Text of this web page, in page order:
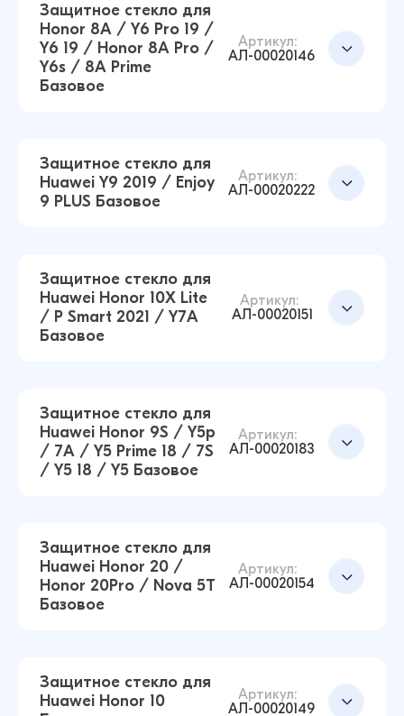
Защитное стекло для Huawei Honor 9A /
Honor Play 9A Базовое (Черный)
Добавить в корзину
Защитное стекло для Huawei P30 Lite / Honor
20S / Honor 20 Lite Базовое (Черный)
Добавить в корзину
Защитное стекло для
Honor 8A / Y6 Pro 19 /
Y6 19 / Honor 8A Pro /
Y6s / 8A Prime
Базовое
Артикул:
АЛ-00020146
Защитное стекло для Honor 8A / Y6 Pro 19 /
14 ₽16 ₽
Защитное стекло для
Huawei Y9 2019 / Enjoy
9 PLUS Базовое
Артикул:
АЛ-00020222
Защитное стекло для Huawei Y9 2019 / Enjoy 9
PLUS Базовое (Черный)
Добавить в корзину
Защитное стекло для
Huawei Honor 10X Lite
/ P Smart 2021 / Y7A
Базовое
Артикул:
АЛ-00020151
Защитное стекло для Huawei Honor 10X Lite /
P Smart 2021 / Y7A Базовое (Черный)
Защитное стекло для
Huawei Honor 9S / Y5p
/ 7A / Y5 Prime 18 / 7S
/ Y5 18 / Y5 Базовое
Артикул:
АЛ-00020183
Защитное стекло для
Huawei Honor 20 /
Honor 20Pro / Nova 5T
Базовое
Артикул:
АЛ-00020154
Защитное стекло для
Huawei Honor 10
Артикул:
АЛ-00020149